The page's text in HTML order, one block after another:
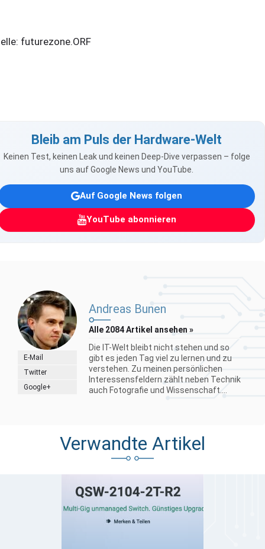
futurezone.ORF
Bleib am Puls der Hardware-Welt
Keinen Test, keinen Leak und keinen Deep-Dive verpassen – folge
uns auf Google News und YouTube.
Auf Google News folgen
YouTube abonnieren
E-Mail
Twitter
Google+
Andreas Bunen
Alle 2084 Artikel ansehen »
Die IT-Welt bleibt nicht stehen und so
gibt es jeden Tag viel zu lernen und zu
verstehen. Zu meinen persönlichen
Interessensfeldern zählt neben Technik
auch Fotografie und Wissenschaft....
Verwandte Artikel